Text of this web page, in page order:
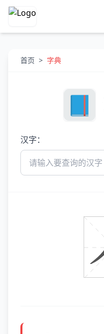
首页 > 字典
汉字：